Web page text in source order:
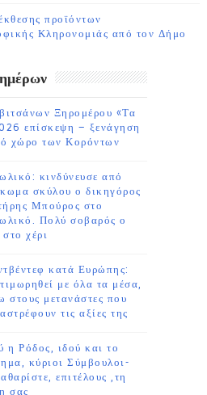
προϊόντων
Κληρονομιάς από τον Δήμο
Ξηρομέρου «Τα
επίσκεψη – ξενάγηση
χώρο των Κορόντων
κινδύνευσε από
σκύλου ο δικηγόρος
Μπούρος στο
Πολύ σοβαρός ο
χέρι
κατά Ευρώπης:
με όλα τα μέσα,
στους μετανάστες που
τις αξίες της
η Ρόδος, ιδού και το
κύριοι Σύμβουλοι-
επιτέλους ,τη
σας